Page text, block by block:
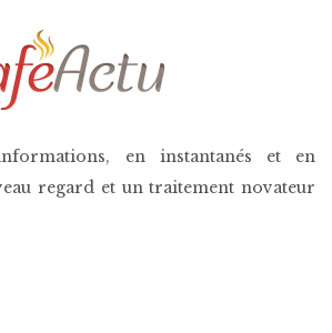
en instantanés et en
regard et un traitement novateur